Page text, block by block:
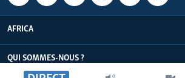
AFRICA
QUI SOMMES-NOUS ?